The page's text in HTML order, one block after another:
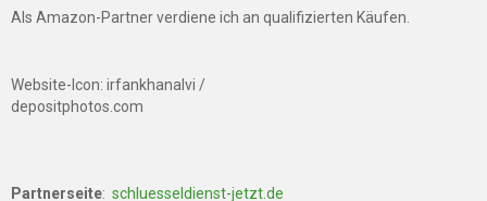
Als Amazon-Partner verdiene ich an qualifizierten Käufen.
Website-Icon: irfankhanalvi /
depositphotos.com
Partnerseite: schluesseldienst-jetzt.de